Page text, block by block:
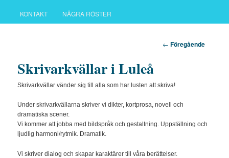
KONTAKT NÅGRA RÖSTER
Inläggsnavigering
← Föregående
Skrivarkvällar i Luleå
Skrivarkvällar vänder sig till alla som har lusten att skriva!
Under skrivarkvällarna skriver vi dikter, kortprosa, novell och
dramatiska scener.
Vi kommer att jobba med bildspråk och gestaltning. Uppställning och
ljudlig harmoni/rytmik. Dramatik.
Vi skriver dialog och skapar karaktärer till våra berättelser.